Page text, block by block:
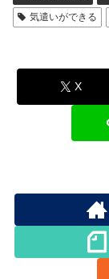
気遣いができる
X